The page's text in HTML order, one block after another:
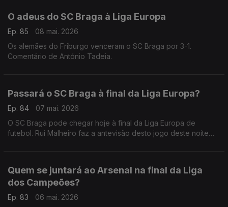
O adeus do SC Braga à Liga Europa
Ep. 85
08 mai. 2026
Os alemães do Friburgo venceram o SC Braga por 3-1.
Comentário de António Tadeia.
Passará o SC Braga à final da Liga Europa?
Ep. 84
07 mai. 2026
O SC Braga pode chegar hoje à final da Liga Europa de
futebol. Rui Malheiro faz a antevisão desto jogo deste noite
Quem se juntará ao Arsenal na final da Liga
dos Campeões?
Ep. 83
06 mai. 2026